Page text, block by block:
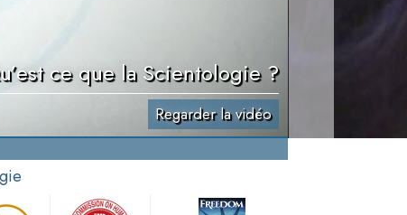
ce que la Scientologie ?
Regarder la vidéo